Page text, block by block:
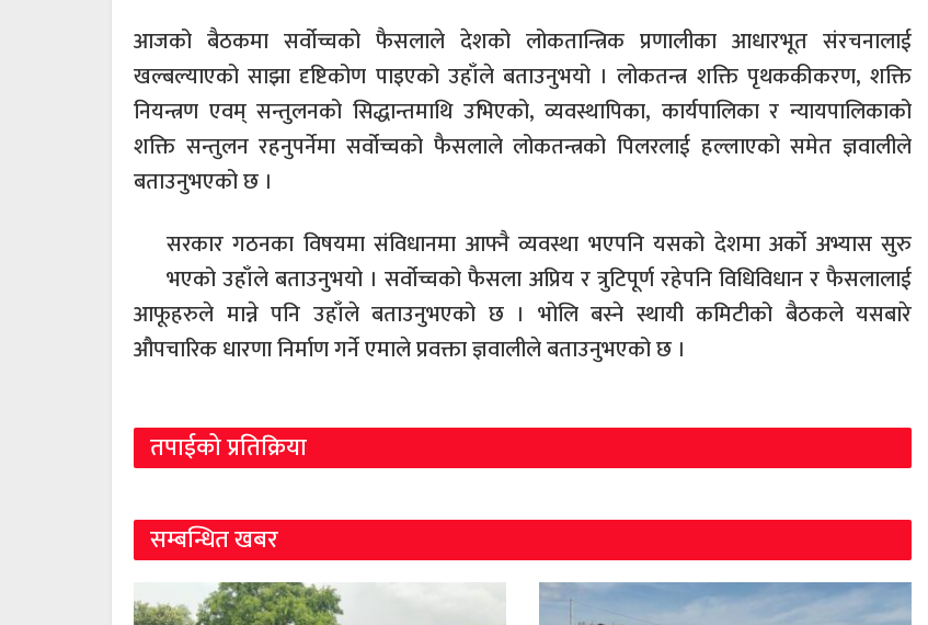
आजको बैठकमा सर्वोच्चको फैसलाले देशको लोकतान्त्रिक प्रणालीका आधारभूत संरचनालाई
खल्बल्याएको साझा दृष्टिकोण पाइएको उहाँले बताउनुभयो । लोकतन्त्र शक्ति पृथककीकरण, शक्ति
नियन्त्रण एवम् सन्तुलनको सिद्धान्तमाथि उभिएको, व्यवस्थापिका, कार्यपालिका र न्यायपालिकाको
शक्ति सन्तुलन रहनुपर्नेमा सर्वोच्चको फैसलाले लोकतन्त्रको पिलरलाई हल्लाएको समेत ज्ञवालीले
बताउनुभएको छ ।
सरकार गठनका विषयमा संविधानमा आफ्नै व्यवस्था भएपनि यसको देशमा अर्को अभ्यास सुरु
भएको उहाँले बताउनुभयो । सर्वोच्चको फैसला अप्रिय र त्रुटिपूर्ण रहेपनि विधिविधान र फैसलालाई
आफूहरुले मान्ने पनि उहाँले बताउनुभएको छ । भोलि बस्ने स्थायी कमिटीको बैठकले यसबारे
औपचारिक धारणा निर्माण गर्ने एमाले प्रवक्ता ज्ञवालीले बताउनुभएको छ ।
तपाईको प्रतिक्रिया
सम्बन्धित खबर